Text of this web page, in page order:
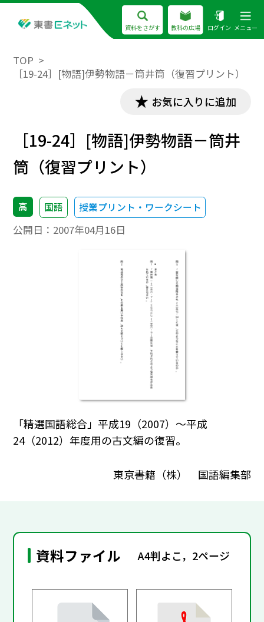
資料をさがす 教科の広場 ログイン メニュー
TOP
［19-24］[物語]伊勢物語－筒井筒（復習プリント）
お気に入りに追加
［19-24］[物語]伊勢物語－筒井
筒（復習プリント）
高 国語 授業プリント・ワークシート
公開日： 2007年04月16日
「精選国語総合」平成19（2007）～平成
24（2012）年度用の古文編の復習。
東京書籍（株） 国語編集部
資料ファイル A4判よこ，2ページ